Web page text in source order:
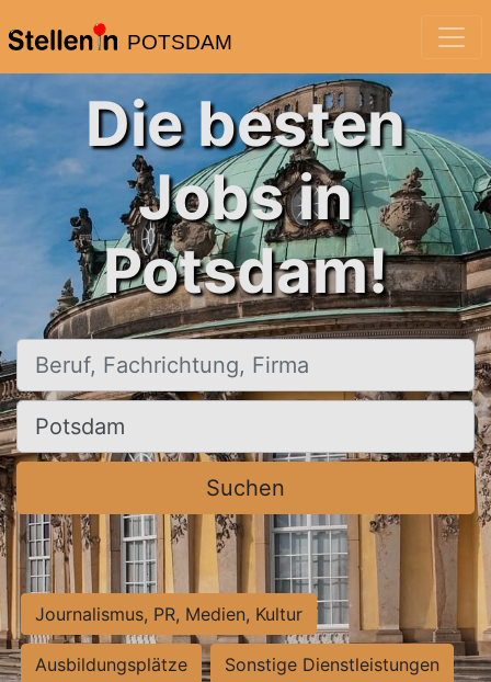
POTSDAM
Die besten
Jobs in
Potsdam!
Beruf, Fachrichtung, Firma
Ort, Stadt
Suchen
Journalismus, PR, Medien, Kultur
Ausbildungsplätze Sonstige Dienstleistungen